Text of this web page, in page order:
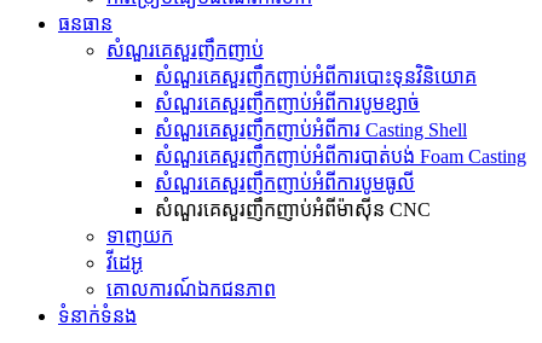
ធនធាន
សំណួរគេសួរញឹកញាប់
សំណួរគេសួរញឹកញាប់អំពីការបោះទុនវិនិយោគ
សំណួរគេសួរញឹកញាប់អំពីការបូមខ្សាច់
សំណួរគេសួរញឹកញាប់អំពីការ Casting Shell
សំណួរគេសួរញឹកញាប់អំពីការបាត់បង់ Foam Casting
សំណួរគេសួរញឹកញាប់អំពីការបូមធូលី
សំណួរគេសួរញឹកញាប់អំពីម៉ាស៊ីន CNC
ទាញយក
វីដេអូ
គោលការណ៍ឯកជនភាព
ទំនាក់ទំនង